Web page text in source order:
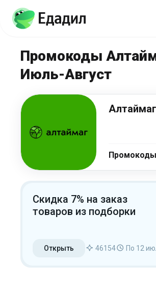
Промокоды
Июль-Август
Алтаймаг
Промокоды
Скидка 7% на заказ
товаров из подборки
Открыть 46154 По 12